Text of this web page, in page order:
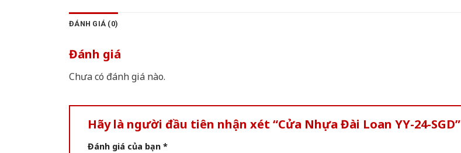
ĐÁNH GIÁ (0)
Đánh giá
Chưa có đánh giá nào.
Hãy là người đầu tiên nhận xét “Cửa Nhựa Đài Loan YY-24-SGD”
Đánh giá của bạn *